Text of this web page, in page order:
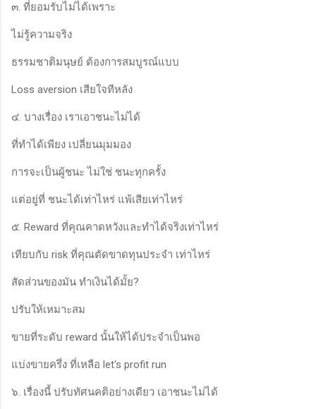
๓. ที่ยอมรับไม่ได้เพราะ
ไม่รู้ความจริง
ธรรมชาติมนุษย์ ต้องการสมบูรณ์แบบ
Loss aversion เสียใจทีหลัง
๔. บางเรื่อง เราเอาชนะไม่ได้
ที่ทำได้เพียง เปลี่ยนมุมมอง
การจะเป็นผู้ชนะ ไม่ใช่ ชนะทุกครั้ง
แต่อยู่ที่ ชนะได้เท่าไหร่ แพ้เสียเท่าไหร่
๕. Reward ที่คุณคาดหวังและทำได้จริงเท่าไหร่
เทียบกับ risk ที่คุณตัดขาดทุนประจำ เท่าไหร่
สัดส่วนของมัน ทำเงินได้มั้ย?
ปรับให้เหมาะสม
ขายที่ระดับ reward นั้นให้ได้ประจำเป็นพอ
แบ่งขายครึ่ง ที่เหลือ let's profit run
๖. เรื่องนี้ ปรับทัศนคติอย่างเดียว เอาชนะไม่ได้